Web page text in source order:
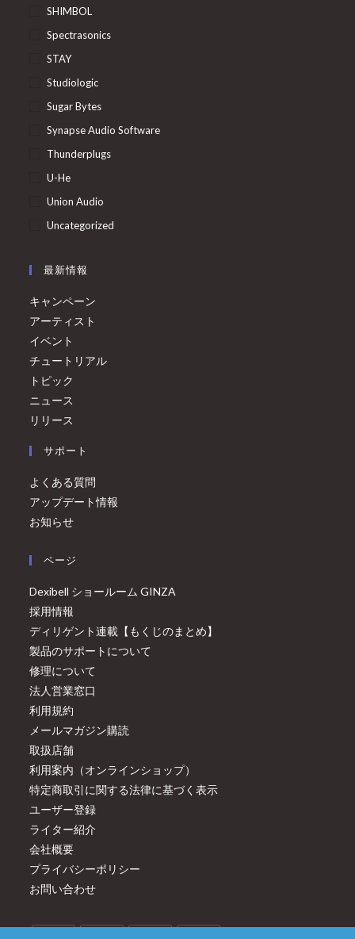
SHIMBOL
Spectrasonics
STAY
Studiologic
Sugar Bytes
Synapse Audio Software
Thunderplugs
U-He
Union Audio
Uncategorized
最新情報
キャンペーン
アーティスト
イベント
チュートリアル
トピック
ニュース
リリース
サポート
よくある質問
アップデート情報
お知らせ
ページ
Dexibell ショールーム GINZA
採用情報
ディリゲント連載【もくじのまとめ】
製品のサポートについて
修理について
法人営業窓口
利用規約
メールマガジン購読
取扱店舗
利用案内（オンラインショップ）
特定商取引に関する法律に基づく表示
ユーザー登録
ライター紹介
会社概要
プライバシーポリシー
お問い合わせ